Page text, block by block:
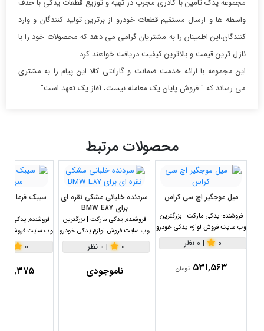
واسطه ها و ارسال مستقیم قطعات خودرو از برترین تولید کنندگان و وارد
کنندگان،این اطمینان را به مشتریان گرامی می دهد که محصولات خود را با
نازل ترین قیمت و بالاترین کیفیت دریافت خواهند کرد.
این مجموعه با ارائه خدمت ضمانت و گارانتی کالا این پیام را به مشتری
می رساند که " فروش پایان یک معامله نیست، آغاز یک تعهد است"
محصولات مرتبط
میل موجگیر اچ سی کراس
فروشنده: یدکی مارکت | بزرگترین
وب سایت فروش لوازم یدکی خودرو
0
| 0 نظر
531,563 تومان
سردنده خلبانی مشکی نقره ای
برای BMW E87
فروشنده: یدکی مارکت | بزرگترین
وب سایت فروش لوازم یدکی خودرو
0
| 0 نظر
ناموجودی
سیبک فرمان
فروشنده: یدکی
وب سایت فروش
0